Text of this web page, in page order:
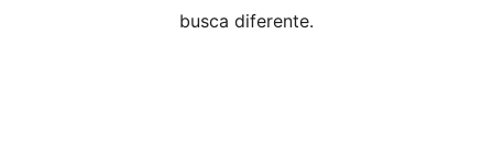
busca diferente.